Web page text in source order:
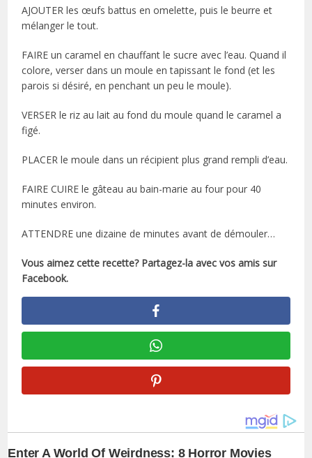
AJOUTER les œufs battus en omelette, puis le beurre et
mélanger le tout.
FAIRE un caramel en chauffant le sucre avec l’eau. Quand il
colore, verser dans un moule en tapissant le fond (et les
parois si désiré, en penchant un peu le moule).
VERSER le riz au lait au fond du moule quand le caramel a
figé.
PLACER le moule dans un récipient plus grand rempli d’eau.
FAIRE CUIRE le gâteau au bain-marie au four pour 40
minutes environ.
ATTENDRE une dizaine de minutes avant de démouler…
Vous aimez cette recette? Partagez-la avec vos amis sur
Facebook.